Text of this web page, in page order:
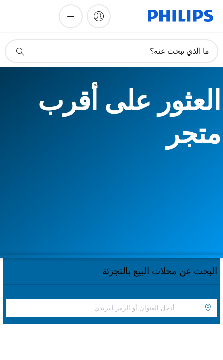
دعم
ما الذي تبحث عنه؟
العثور على أقرب
متجر
البحث عن محلات البيع بالتجزئة